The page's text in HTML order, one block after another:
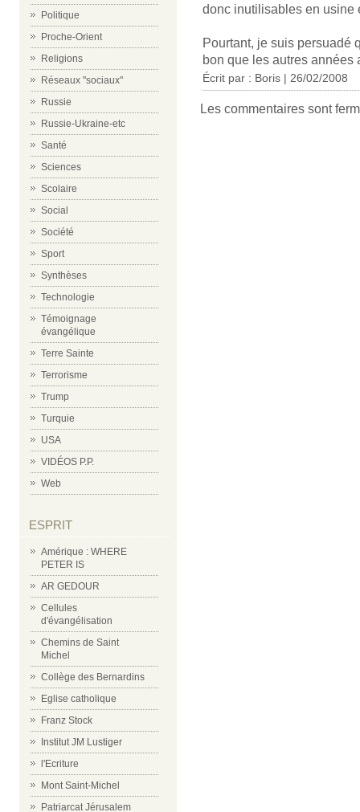
Politique
Proche-Orient
Religions
Réseaux "sociaux"
Russie
Russie-Ukraine-etc
Santé
Sciences
Scolaire
Social
Société
Sport
Synthèses
Technologie
Témoignage
évangélique
Terre Sainte
Terrorisme
Trump
Turquie
USA
VIDÉOS P.P.
Web
ESPRIT
Amérique : WHERE
PETER IS
AR GEDOUR
Cellules
d'évangélisation
Chemins de Saint
Michel
Collège des Bernardins
Eglise catholique
Franz Stock
Institut JM Lustiger
l'Ecriture
Mont Saint-Michel
Patriarcat Jérusalem
donc inutilisables en usine
Pourtant, je suis persuadé
bon que les autres années
Écrit par : Boris | 26/02/2008
Les commentaires sont